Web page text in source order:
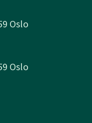
Oslo
Oslo